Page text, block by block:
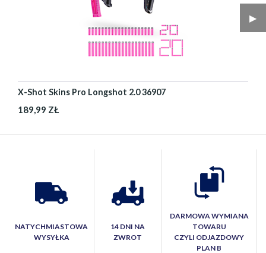
▶︎
X-Shot Skins Pro Longshot 2.0 36907
189,99 ZŁ
NATYCHMIASTOWA
WYSYŁKA
14 DNI NA
ZWROT
DARMOWA WYMIANA
TOWARU
CZYLI ODJAZDOWY
PLAN B